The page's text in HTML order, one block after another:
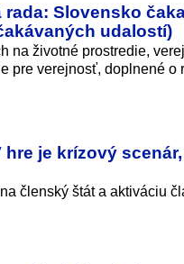
Slovensko
udalostí)
na životné prostredie,
pre verejnosť, doplnené o
je krízový
členský štát a aktiváciu